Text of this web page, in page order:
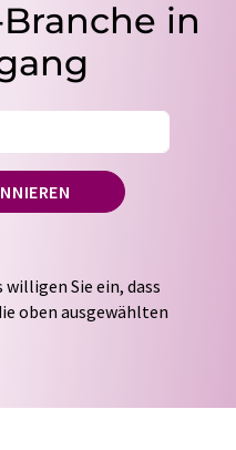
in
Sie ein, dass
oben ausgewählten
Daten werden
. LUMITOS darf